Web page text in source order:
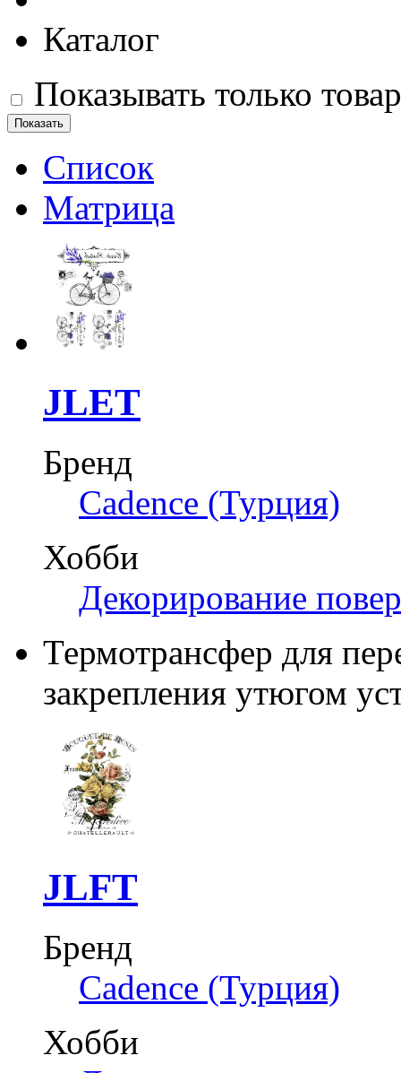
Каталог
Показывать только
Список
Матрица
JLET
Бренд
Cadence (Турция)
Хобби
Декорирование
Термотрансфер для
закрепления утюгом
JLFT
Бренд
Cadence (Турция)
Хобби